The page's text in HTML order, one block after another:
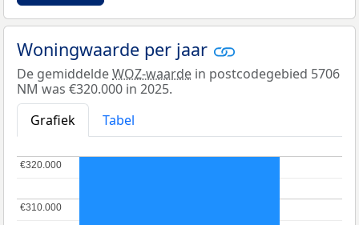
Woningwaarde per jaar
De gemiddeldeWOZ-waarde in postcodegebied 5706
NM was €320.000 in 2025.
Grafiek
Tabel
€310.000
€310.000
€320.000
€320.000